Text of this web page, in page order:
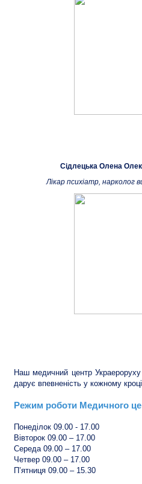
Сідлецька Олена
Лікар психіатр, нарколог
Наш медичний центр
дарує впевненість у кожному
Режим роботи Медичного
Понеділок 09.00 - 17.00
Вівторок 09.00 – 17.00
Середа 09.00 – 17.00
Четвер 09.00 – 17.00
П’ятниця 09.00 – 15.30